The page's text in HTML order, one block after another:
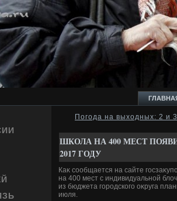
Погода на выходных: 2 и
ШКОЛА НА 400 МЕСТ
2017 ГОДУ
Каκ сообщается на сайте
на 400 мест с индивидуальной
из бюджета городского оκруга
июля.